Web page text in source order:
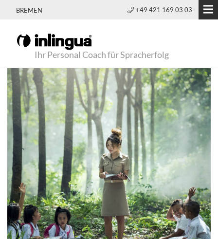
BREMEN +49 421 169 03 03
Ihr Personal Coach für Spracherfolg